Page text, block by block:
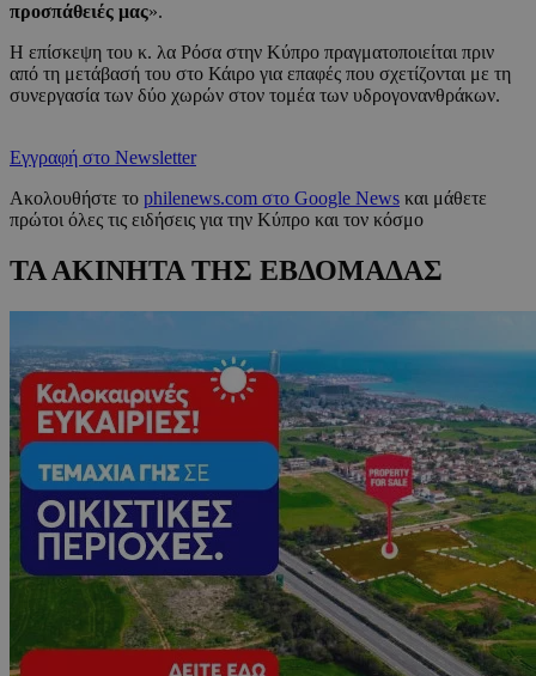
προσπάθειές μας».
Η επίσκεψη του κ. λα Ρόσα στην Κύπρο πραγματοποιείται πριν
από τη μετάβασή του στο Κάιρο για επαφές που σχετίζονται με τη
συνεργασία των δύο χωρών στον τομέα των υδρογονανθράκων.
Εγγραφή στο Newsletter
Ακολουθήστε το philenews.com στο Google News και μάθετε
πρώτοι όλες τις ειδήσεις για την Κύπρο και τον κόσμο
ΤΑ ΑΚΙΝΗΤΑ ΤΗΣ ΕΒΔΟΜΑΔΑΣ